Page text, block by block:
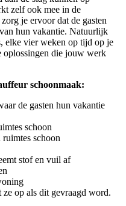
zelf ook mee in de
je ervoor dat de gasten
hun vakantie. Natuurlijk
elke vier weken op tijd op je
oplossingen die jouw werk
schoonmaak:
de gasten hun vakantie
schoon
ruimtes schoon
stof en vuil af
ze op als dit gevraagd word.